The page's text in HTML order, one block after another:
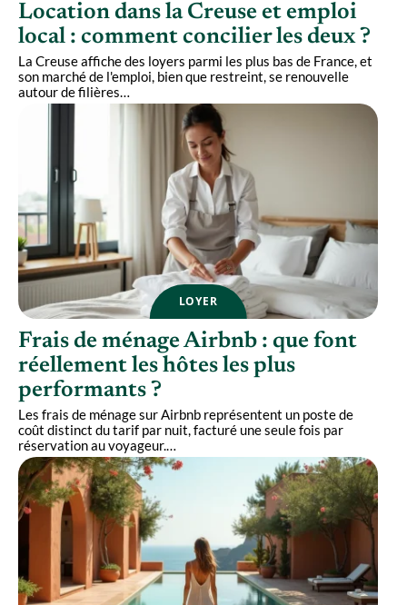
Location dans la Creuse et emploi
local : comment concilier les deux ?
La Creuse affiche des loyers parmi les plus bas de France, et
son marché de l'emploi, bien que restreint, se renouvelle
autour de filières…
LOYER
Frais de ménage Airbnb : que font
réellement les hôtes les plus
performants ?
Les frais de ménage sur Airbnb représentent un poste de
coût distinct du tarif par nuit, facturé une seule fois par
réservation au voyageur.…